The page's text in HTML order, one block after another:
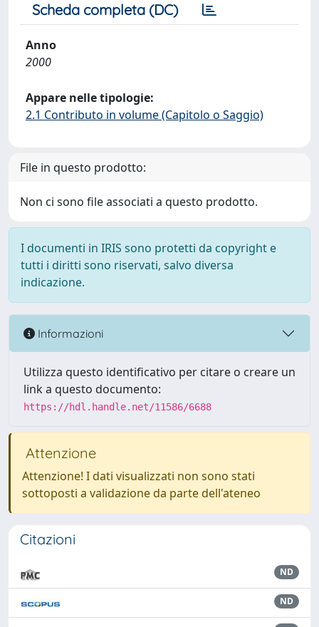
Scheda completa (DC)
Anno
2000
Appare nelle tipologie:
2.1 Contributo in volume (Capitolo o Saggio)
File in questo prodotto:
Non ci sono file associati a questo prodotto.
I documenti in IRIS sono protetti da copyright e
tutti i diritti sono riservati, salvo diversa
indicazione.
Informazioni
Utilizza questo identificativo per citare o creare un
link a questo documento:
https://hdl.handle.net/11586/6688
Attenzione
Attenzione! I dati visualizzati non sono stati
sottoposti a validazione da parte dell'ateneo
Citazioni
ND
ND